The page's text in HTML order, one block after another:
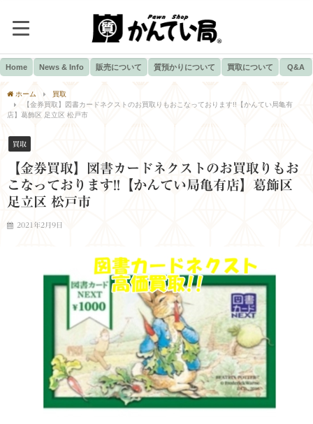
Home News & Info 販売について 質預かりについて 買取について Q&A
ホーム
買取
【金券買取】図書カードネクストのお買取りもおこなっております!!【かんてい局亀有
店】葛飾区 足立区 松戸市
買取
【金券買取】図書カードネクストのお買取りもお
こなっております!!【かんてい局亀有店】葛飾区
足立区 松戸市
2021年2月9日